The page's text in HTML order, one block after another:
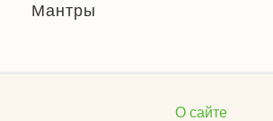
Мантры
О сайте